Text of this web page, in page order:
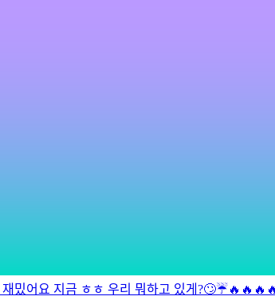
밌어요 지금 ㅎㅎ 우리 뭐하고 있게?🙄☔️